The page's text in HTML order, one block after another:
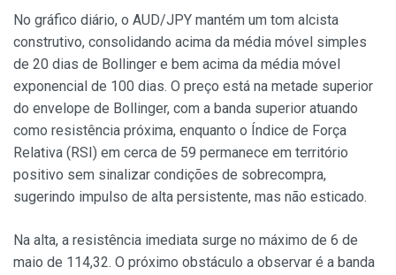
No gráfico diário, o AUD/JPY mantém um tom alcista
construtivo, consolidando acima da média móvel simples
de 20 dias de Bollinger e bem acima da média móvel
exponencial de 100 dias. O preço está na metade superior
do envelope de Bollinger, com a banda superior atuando
como resistência próxima, enquanto o Índice de Força
Relativa (RSI) em cerca de 59 permanece em território
positivo sem sinalizar condições de sobrecompra,
sugerindo impulso de alta persistente, mas não esticado.
Na alta, a resistência imediata surge no máximo de 6 de
maio de 114,32. O próximo obstáculo a observar é a banda